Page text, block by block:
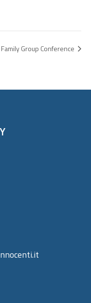
Family Group Conference